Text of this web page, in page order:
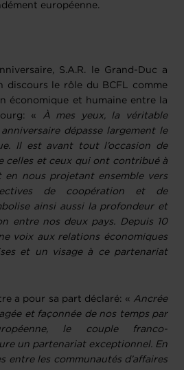
européenne.
S.A.R. le Grand-Duc a
discours le rôle du BCFL comme
économique et humaine entre la
«
À mes yeux, la véritable
dépasse largement le
Il est avant tout l’occasion de
celles et ceux qui ont contribué à
en nous projetant ensemble vers
de coopération et de
ainsi aussi la profondeur et
entre nos deux pays. Depuis 10
voix aux relations économiques
et un visage à ce partenariat
a pour sa part déclaré: « Ancrée
et façonnée de nos temps par
le couple franco-
un partenariat exceptionnel. En
entre les communautés d’affaires